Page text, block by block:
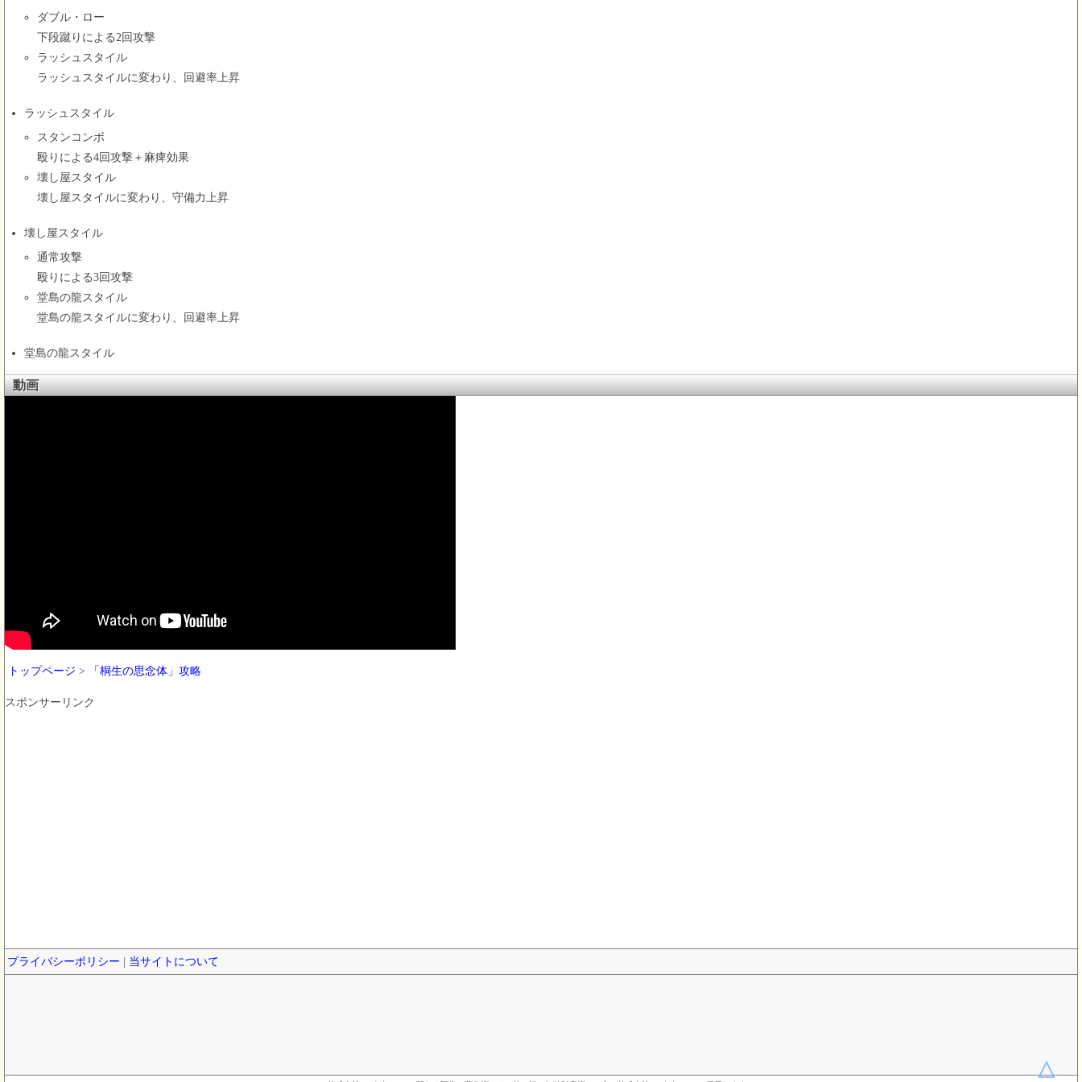
ダブル・ロー
下段蹴りによる2回攻撃
ラッシュスタイル
ラッシュスタイルに変わり、回避率上昇
ラッシュスタイル
スタンコンボ
殴りによる4回攻撃＋麻痺効果
壊し屋スタイル
壊し屋スタイルに変わり、守備力上昇
壊し屋スタイル
通常攻撃
殴りによる3回攻撃
堂島の龍スタイル
堂島の龍スタイルに変わり、回避率上昇
堂島の龍スタイル
動画
トップページ > 「桐生の思念体」攻略
スポンサーリンク
プライバシーポリシー 当サイトについて